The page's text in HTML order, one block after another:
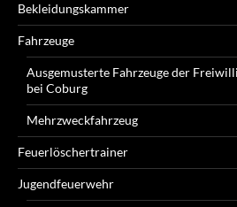
Bekleidungskammer
Fahrzeuge
Ausgemusterte Fahrzeuge der
bei Coburg
Mehrzweckfahrzeug
Feuerlöschertrainer
Jugendfeuerwehr